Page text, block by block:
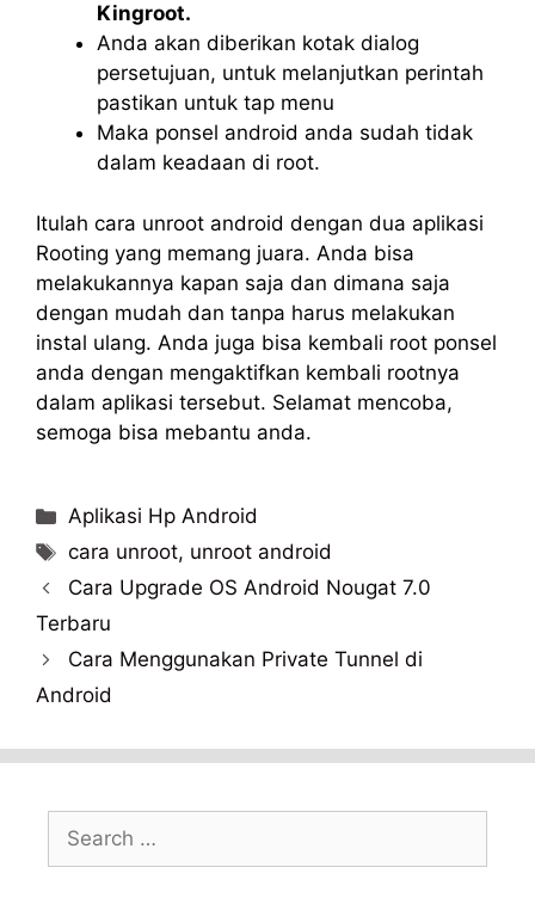
Kingroot.
Anda akan diberikan kotak dialog
persetujuan, untuk melanjutkan perintah
pastikan untuk tap menu
Maka ponsel android anda sudah tidak
dalam keadaan di root.
Itulah cara unroot android dengan dua aplikasi
Rooting yang memang juara. Anda bisa
melakukannya kapan saja dan dimana saja
dengan mudah dan tanpa harus melakukan
instal ulang. Anda juga bisa kembali root ponsel
anda dengan mengaktifkan kembali rootnya
dalam aplikasi tersebut. Selamat mencoba,
semoga bisa mebantu anda.
Categories
Aplikasi Hp Android
Tags
cara unroot, unroot android
Cara Upgrade OS Android Nougat 7.0
Terbaru
Cara Menggunakan Private Tunnel di
Android
Search
for: